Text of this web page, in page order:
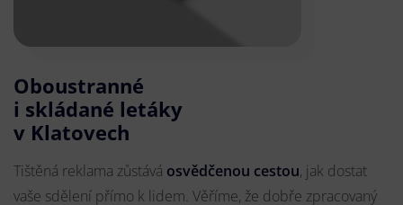
Oboustranné
i skládané letáky
v Klatovech
Tištěná reklama zůstává osvědčenou cestou, jak dostat
vaše sdělení přímo k lidem. Věříme, že dobře zpracovaný